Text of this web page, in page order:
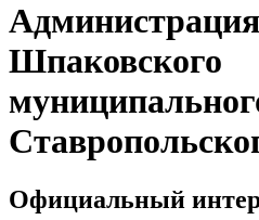
Администрация
Шпаковского
Официальный